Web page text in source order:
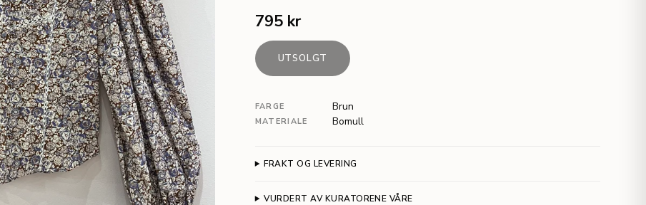
795 kr
UTSOLGT
FARGE Brun
MATERIALE Bomull
FRAKT OG LEVERING
VURDERT AV KURATORENE VÅRE